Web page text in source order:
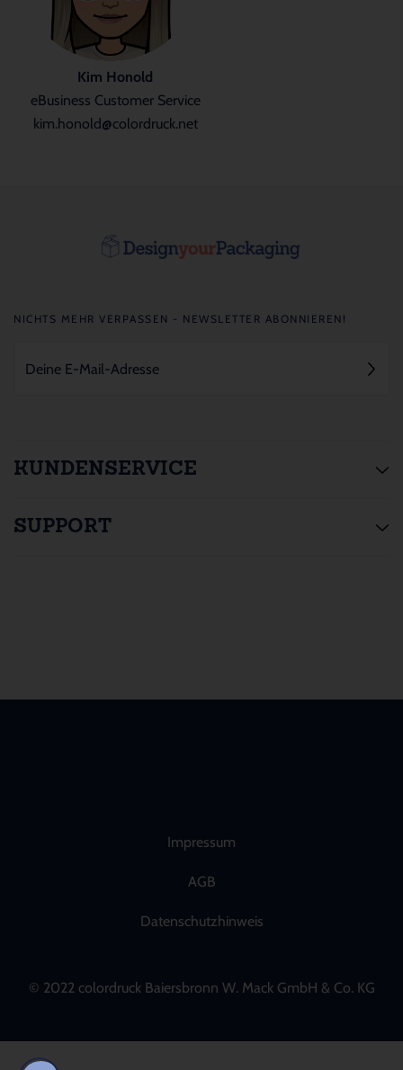
Kim Honold
eBusiness Customer Service
kim.honold@colordruck.net
KUNDENSERVICE
SUPPORT
NICHTS MEHR VERPASSEN - NEWSLETTER ABONNIEREN!
Impressum
AGB
Datenschutzhinweis
© 2022 colordruck Baiersbronn W. Mack GmbH & Co. KG